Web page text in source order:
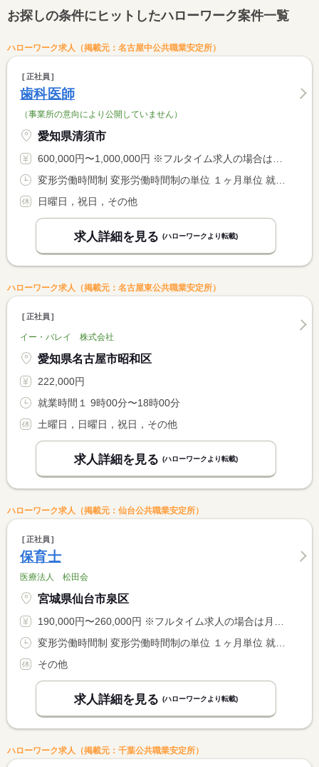
お探しの条件にヒットしたハローワーク案件一覧
ハローワーク求人（掲載元：名古屋中公共職業安定所）
正社員
歯科医師
（事業所の意向により公開していません）
愛知県清須市
600,000円〜1,000,000円 ※フルタイム求人の場合は月額（換算額）、パート求人の場合は時間額を表示しています。
変形労働時間制 変形労働時間制の単位 １ヶ月単位 就業時間１ 9時00分〜19時00分 就業時間２ 9時00分〜15時00分 就業時間に関する特記事項 （１）月〜金 <BR> （２）土（休憩なし）
日曜日，祝日，その他
求人詳細を見る (ハローワークより転載)
ハローワーク求人（掲載元：名古屋東公共職業安定所）
正社員
イー・バレイ 株式会社
愛知県名古屋市昭和区
222,000円
就業時間１ 9時00分〜18時00分
土曜日，日曜日，祝日，その他
求人詳細を見る (ハローワークより転載)
ハローワーク求人（掲載元：仙台公共職業安定所）
正社員
保育士
医療法人 松田会
宮城県仙台市泉区
190,000円〜260,000円 ※フルタイム求人の場合は月額（換算額）、パート求人の場合は時間額を表示しています。
変形労働時間制 変形労働時間制の単位 １ヶ月単位 就業時間１ 7時00分〜16時00分 就業時間２ 8時30分〜17時30分 就業時間３ 11時00分〜20時00分 就業時間に関する特記事項 夜勤１７：００〜９：００（休憩１２０分）
その他
求人詳細を見る (ハローワークより転載)
ハローワーク求人（掲載元：千葉公共職業安定所）